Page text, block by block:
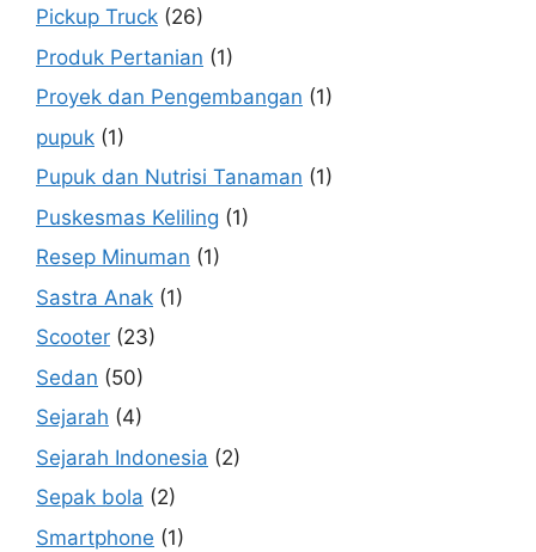
Pickup Truck (26)
Produk Pertanian (1)
Proyek dan Pengembangan (1)
pupuk (1)
Pupuk dan Nutrisi Tanaman (1)
Puskesmas Keliling (1)
Resep Minuman (1)
Sastra Anak (1)
Scooter (23)
Sedan (50)
Sejarah (4)
Sejarah Indonesia (2)
Sepak bola (2)
Smartphone (1)